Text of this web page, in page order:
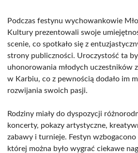
Podczas festynu wychowankowie
Kultury prezentowali swoje
scenie, co spotkało się z
strony publiczności. Uroczystość ta
uhonorowania młodych uczestników
w Karbiu, co z pewnością dodało im
rozwijania swoich pasji.
Rodziny miały do dyspozycji
koncerty, pokazy artystyczne,
zabawy i turnieje. Festyn
której można było wygrać ciekawe